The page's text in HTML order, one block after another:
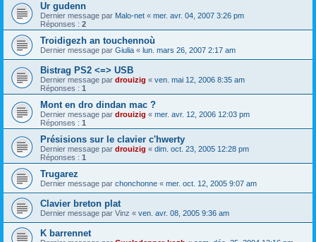
Ur gudenn
Dernier message par Malo-net « mer. avr. 04, 2007 3:26 pm
Réponses : 2
Troidigezh an touchennoù
Dernier message par Giulia « lun. mars 26, 2007 2:17 am
Bistrag PS2 <=> USB
Dernier message par drouizig « ven. mai 12, 2006 8:35 am
Réponses : 1
Mont en dro dindan mac ?
Dernier message par drouizig « mer. avr. 12, 2006 12:03 pm
Réponses : 1
Présisions sur le clavier c'hwerty
Dernier message par drouizig « dim. oct. 23, 2005 12:28 pm
Réponses : 1
Trugarez
Dernier message par chonchonne « mer. oct. 12, 2005 9:07 am
Clavier breton plat
Dernier message par Vinz « ven. avr. 08, 2005 9:36 am
K barrennet